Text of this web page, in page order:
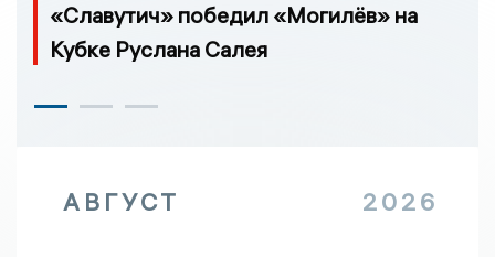
«Славутич» победил «Могилёв» на
Кубке Руслана Салея
АВГУСТ 2026